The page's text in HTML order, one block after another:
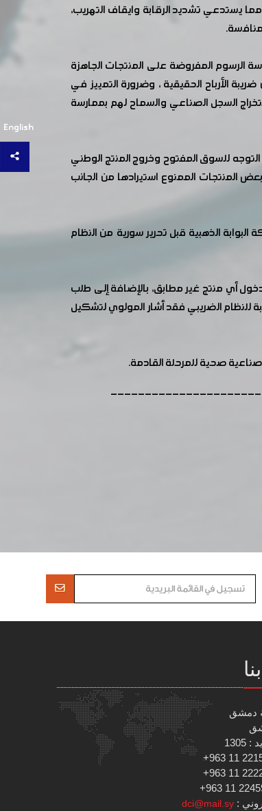
English
يستدعي تشديد الرقابة وايقاف التهريب،
الرسوم المفروضة على المنتجات الجاهزة
الأرباح الحقيقية ، وضرورة التمييز في
السجل الصناعي والسماح لهم بممارسة
للسوق المفتوح وخروج المنتج الوطني
المنتجات الممنوع استيرادها من الجانب
الذهبية قبل تحرير سورية من النظام
دخول أي منتج غير مطابق، بالإضافة إلى طلب
للنظام الضريبي فقد أشار المولوي لتشكيل
صحية للمرحلة القادمة.
دمشق
:
dci@mail.sy